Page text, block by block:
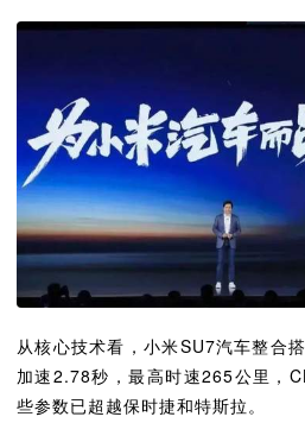
从核心技术看，小米SU7汽车整合
加速2.78秒，最高时速265公里，
些参数已超越保时捷和特斯拉。